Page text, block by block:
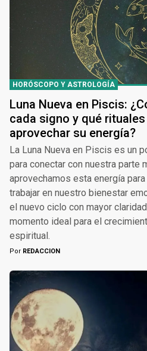
HORÓSCOPO Y ASTROLOGÍA
Luna Nueva en Piscis:
cada signo y qué
aprovechar su energía?
La Luna Nueva en Piscis es un
para conectar con nuestra parte
aprovechamos esta energía
trabajar en nuestro bienestar
el nuevo ciclo con mayor
momento ideal para el
espiritual.
Por REDACCION